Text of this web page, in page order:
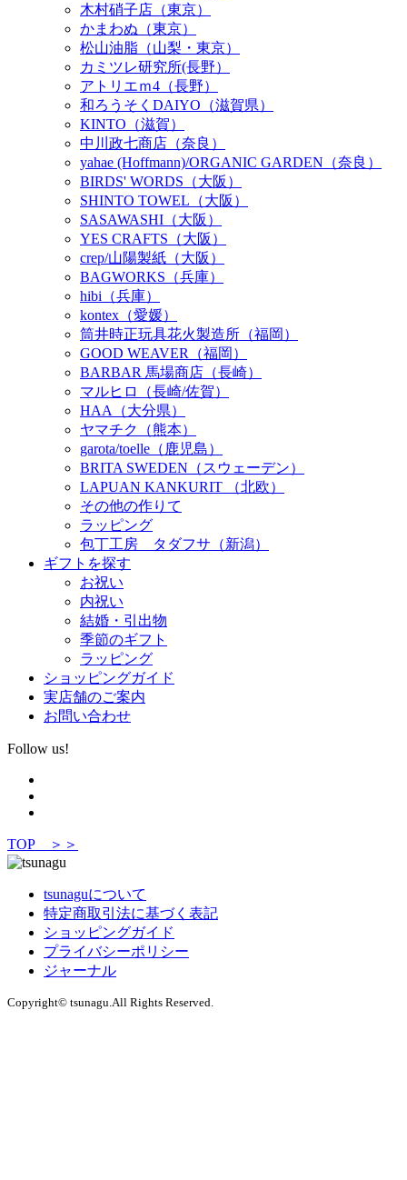
木村硝子店（東京）
かまわぬ（東京）
松山油脂（山梨・東京）
カミツレ研究所(長野）
アトリエｍ4（長野）
和ろうそくDAIYO（滋賀県）
KINTO（滋賀）
中川政七商店（奈良）
yahae (Hoffmann)/ORGANIC GARDEN（奈良）
BIRDS' WORDS（大阪）
SHINTO TOWEL（大阪）
SASAWASHI（大阪）
YES CRAFTS（大阪）
crep/山陽製紙（大阪）
BAGWORKS（兵庫）
hibi（兵庫）
kontex（愛媛）
筒井時正玩具花火製造所（福岡）
GOOD WEAVER（福岡）
BARBAR 馬場商店（長崎）
マルヒロ（長崎/佐賀）
HAA（大分県）
ヤマチク（熊本）
garota/toelle（鹿児島）
BRITA SWEDEN（スウェーデン）
LAPUAN KANKURIT （北欧）
その他の作りて
ラッピング
包丁工房 タダフサ（新潟）
ギフトを探す
お祝い
内祝い
結婚・引出物
季節のギフト
ラッピング
ショッピングガイド
実店舗のご案内
お問い合わせ
Follow us!
TOP ＞＞
tsunaguについて
特定商取引法に基づく表記
ショッピングガイド
プライバシーポリシー
ジャーナル
Copyright© tsunagu.All Rights Reserved.